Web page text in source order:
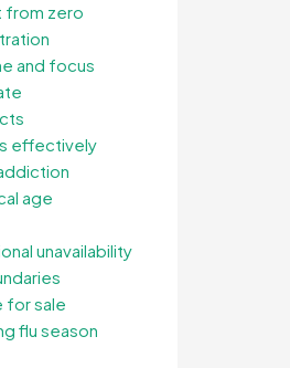
from zero
and focus
effectively
age
unavailability
for sale
flu season